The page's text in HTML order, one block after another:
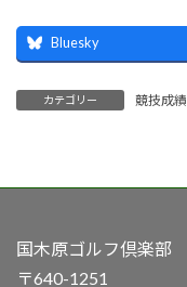
Bluesky
カテゴリー 競技成績
国木原ゴルフ倶楽部
〒640-1251